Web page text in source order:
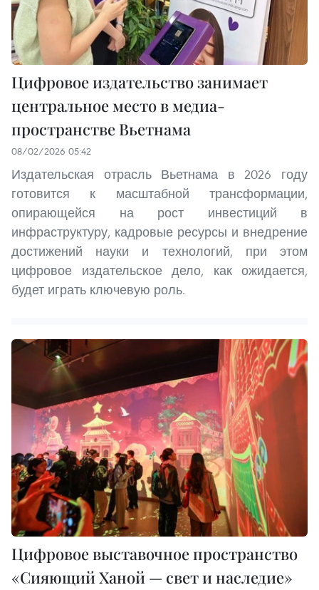
Цифровое издательство занимает
центральное место в медиа-
пространстве Вьетнама
08/02/2026 05:42
Издательская отрасль Вьетнама в 2026 году
готовится к масштабной трансформации,
опирающейся на рост инвестиций в
инфраструктуру, кадровые ресурсы и внедрение
достижений науки и технологий, при этом
цифровое издательское дело, как ожидается,
будет играть ключевую роль.
Цифровое выставочное пространство
«Сияющий Ханой — свет и наследие»